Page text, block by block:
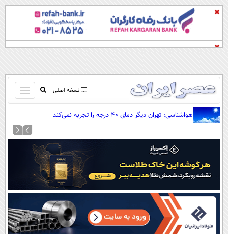
نسخه اصلی
باز
و
کردن
صفحه اول
آرشیو
نظرسنجی
آب و هوا
اوقات شرعی
سواد زندگی
هواشناسی: تهران دیگر دمای ۴۰ درجه را تجربه نمی‌کند